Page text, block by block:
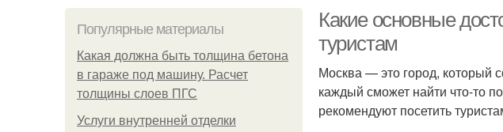
Популярные материалы
Какая должна быть толщина бетона
в гараже под машину. Расчет
толщины слоев ПГС
Услуги внутренней отделки
Какие основные
туристам
Москва — это город, который
каждый сможет найти что-то
рекомендуют посетить